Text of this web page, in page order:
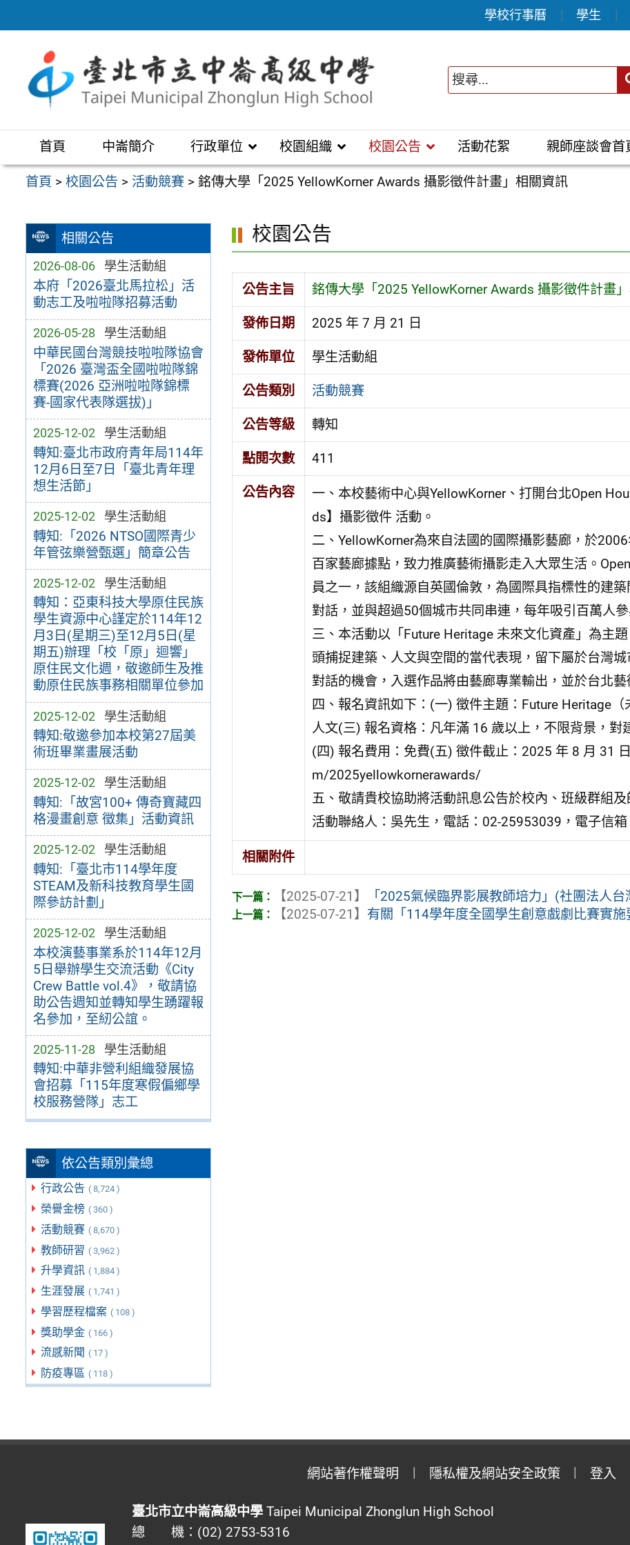
至
區
學校行事曆 學生
首頁 中崙簡介 行政單位 校園組織 校園公告 活動花絮 親師座談會首
首頁 >校園公告 > 活動競賽 >銘傳大學「2025 YellowKorner Awards 攝影徵件計畫」相關資訊
相關公告
2026-08-06 學生活動組
本府「2026臺北馬拉松」活
動志工及啦啦隊招募活動
2026-05-28 學生活動組
中華民國台灣競技啦啦隊協會
「2026 臺灣盃全國啦啦隊錦
標賽(2026 亞洲啦啦隊錦標
賽-國家代表隊選拔)」
2025-12-02 學生活動組
轉知:臺北市政府青年局114年
12月6日至7日「臺北青年理
想生活節」
2025-12-02 學生活動組
轉知:「2026 NTSO國際青少
年管弦樂營甄選」簡章公告
2025-12-02 學生活動組
轉知：亞東科技大學原住民族
學生資源中心謹定於114年12
月3日(星期三)至12月5日(星
期五)辦理「校「原」迴響」
原住民文化週，敬邀師生及推
動原住民族事務相關單位參加
2025-12-02 學生活動組
轉知:敬邀參加本校第27屆美
術班畢業畫展活動
2025-12-02 學生活動組
轉知:「故宮100+ 傳奇寶藏四
格漫畫創意 徵集」活動資訊
2025-12-02 學生活動組
轉知:「臺北市114學年度
STEAM及新科技教育學生國
際參訪計劃」
2025-12-02 學生活動組
本校演藝事業系於114年12月
5日舉辦學生交流活動《City
Crew Battle vol.4》，敬請協
助公告週知並轉知學生踴躍報
名參加，至紉公誼。
2025-11-28 學生活動組
轉知:中華非營利組織發展協
會招募「115年度寒假偏鄉學
校服務營隊」志工
依公告類別彙總
行政公告 ( 8,724 )
榮譽金榜 ( 360 )
活動競賽 ( 8,670 )
教師研習 ( 3,962 )
升學資訊 ( 1,884 )
生涯發展 ( 1,741 )
學習歷程檔案 ( 108 )
獎助學金 ( 166 )
流感新聞 ( 17 )
防疫專區 ( 118 )
校園公告
公告主旨 銘傳大學「2025 YellowKorner Awards 攝影徵件計畫
發佈日期 2025 年 7 月 21 日
發佈單位 學生活動組
公告類別 活動競賽
公告等級 轉知
點閱次數 411
公告內容
一、本校藝術中心與YellowKorner、打開台北Open
ds】攝影徵件 活動。
二、YellowKorner為來自法國的國際攝影藝廊，於
百家藝廊據點，致力推廣藝術攝影走入大眾生活。
員之一，該組織源自英國倫敦，為國際具指標性的建
對話，並與超過50個城市共同串連，每年吸引百萬人參
三、本活動以「Future Heritage 未來文化資產」為主
頭捕捉建築、人文與空間的當代表現，留下屬於台灣
對話的機會，入選作品將由藝廊專業輸出，並於台北藝
四、報名資訊如下：(一) 徵件主題：Future Heritage
人文(三) 報名資格：凡年滿 16 歲以上，不限背景，對
(四) 報名費用：免費(五) 徵件截止：2025 年 8 月 31
m/2025yellowkornerawards/
五、敬請貴校協助將活動訊息公告於校內、班級群組
活動聯絡人：吳先生，電話：02-25953039，電子信
相關附件
【2025-07-21】
「2025氣候臨界影展教師培力」(社團法人
【2025-07-21】 有關「114學年度全國學生創意戲劇比賽實施
網站著作權聲明 隱私權及網站安全政策 登入
臺北市立中崙高級中學Taipei Municipal Zhonglun High School
總 機：(02) 2753-5316